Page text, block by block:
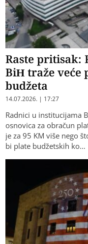
Raste pritisak:
BiH traže veće
budžeta
14.07.2026. | 17:27
Radnici u institucijama
osnovica za obračun
je za 95 KM više nego
bi plate budžetskih ko…